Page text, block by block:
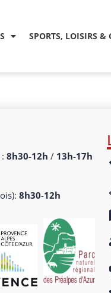
SPORTS, LOISIRS &
8h30-12h / 13h-17h
8h30-12h